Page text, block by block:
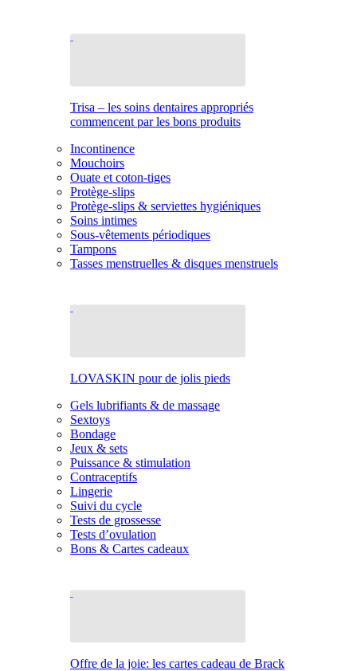
Trisa – les soins dentaires appropriés
commencent par les bons produits
Incontinence
Mouchoirs
Ouate et coton-tiges
Protège-slips
Protège-slips & serviettes hygiéniques
Soins intimes
Sous-vêtements périodiques
Tampons
Tasses menstruelles & disques menstruels
LOVASKIN pour de jolis pieds
Gels lubrifiants & de massage
Sextoys
Bondage
Jeux & sets
Puissance & stimulation
Contraceptifs
Lingerie
Suivi du cycle
Tests de grossesse
Tests d’ovulation
Bons & Cartes cadeaux
Offre de la joie: les cartes cadeau de Brack